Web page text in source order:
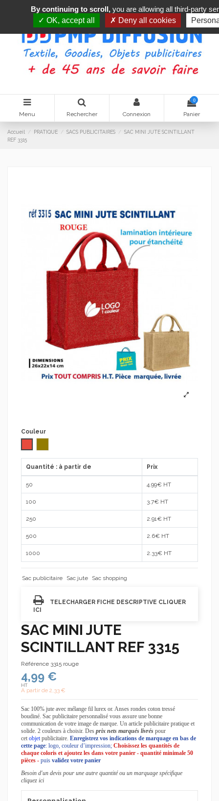
Menu Rechercher Connexion
0
Panier
Accueil PRATIQUE SACS PUBLICITAIRES
SAC MINI JUTE SCINTILLANT
REF 3315
Couleur
Quantité : à partir de Prix
50 4.99€ HT
100 3.7€ HT
250 2.91 € HT
500 2.6€ HT
1000 2.33€ HT
Sac publicitaire Sac jute Sac shopping
TELECHARGER FICHE DESCRIPTIVE CLIQUER
ICI
SAC MINI JUTE
SCINTILLANT REF 3315
Référence 3315 rouge
4,99 €
HT
A partir de 2,33 €
Sac 100% jute avec mélange fil lurex or. Anses rondes coton tressé
boudiné. Sac publicitaire personnalisé vous assure une bonne
communication de votre image de marque. Un article publicitaire pratique et
solide. 2 couleurs à choisir. Des prix nets marqués livrés pour
cet objetpublicitaire. Enregistrez vos indications de marquage en bas de
cette page: logo, couleur d’impression; Choisissez les quantités de
chaque coloris et ajoutez les dans votre panier - quantité minimale 50
pièces - puis validez votre panier
Besoin d'un devis pour une autre quantité ou un marquage spécifique
cliquez ici
By continuing to scroll, you are allowing all third-party
OK, accept all
Deny all cookies